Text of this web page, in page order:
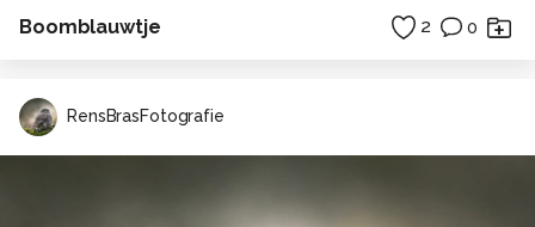
Boomblauwtje 2 0
RensBrasFotografie